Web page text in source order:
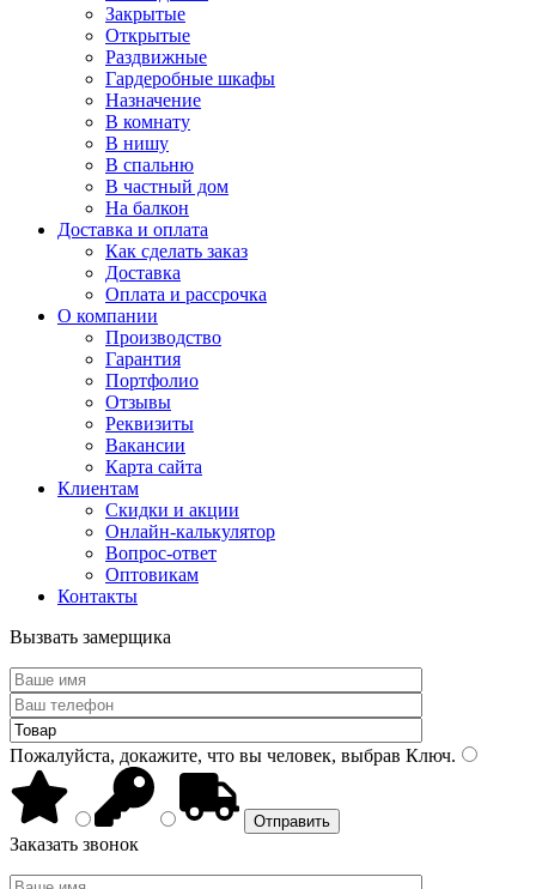
Закрытые
Открытые
Раздвижные
Гардеробные шкафы
Назначение
В комнату
В нишу
В спальню
В частный дом
На балкон
Доставка и оплата
Как сделать заказ
Доставка
Оплата и рассрочка
О компании
Производство
Гарантия
Портфолио
Отзывы
Реквизиты
Вакансии
Карта сайта
Клиентам
Скидки и акции
Онлайн-калькулятор
Вопрос-ответ
Оптовикам
Контакты
Вызвать замерщика
Пожалуйста, докажите, что вы человек, выбрав Ключ.
Заказать звонок